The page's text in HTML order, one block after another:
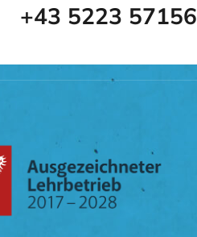
+43 5223 57156